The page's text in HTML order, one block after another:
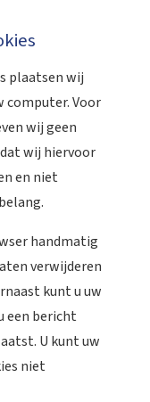
plaatsen wij
computer. Voor
wij geen
wij hiervoor
en niet
handmatig
verwijderen
kunt u uw
een bericht
U kunt uw
niet